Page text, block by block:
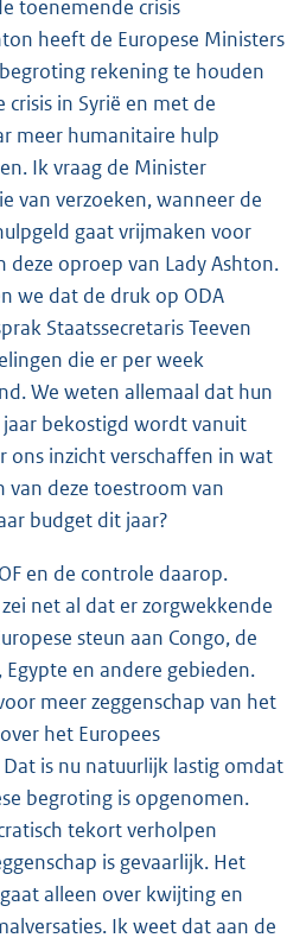
toenemende crisis
heeft de Europese Ministers
rekening te houden
in Syrië en met de
meer humanitaire hulp
Ik vraag de Minister
van verzoeken, wanneer de
gaat vrijmaken voor
deze oproep van Lady Ashton.
we dat de druk op ODA
Staatssecretaris Teeven
die er per week
We weten allemaal dat hun
bekostigd wordt vanuit
ons inzicht verschaffen in wat
van deze toestroom van
budget dit jaar?
en de controle daarop.
net al dat er zorgwekkende
steun aan Congo, de
Egypte en andere gebieden.
meer zeggenschap van het
het Europees
is nu natuurlijk lastig omdat
begroting is opgenomen.
tekort verholpen
is gevaarlijk. Het
alleen over kwijting en
Ik weet dat aan de